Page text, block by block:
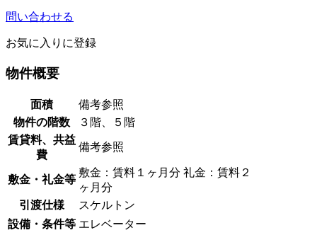
問い合わせる
お気に入りに登録
物件概要
面積
備考参照
物件の階数
３階、５階
賃貸料、共益
費
備考参照
敷金・礼金等
敷金：賃料１ヶ月分 礼金：賃料２
ヶ月分
引渡仕様
スケルトン
設備・条件等 エレベーター